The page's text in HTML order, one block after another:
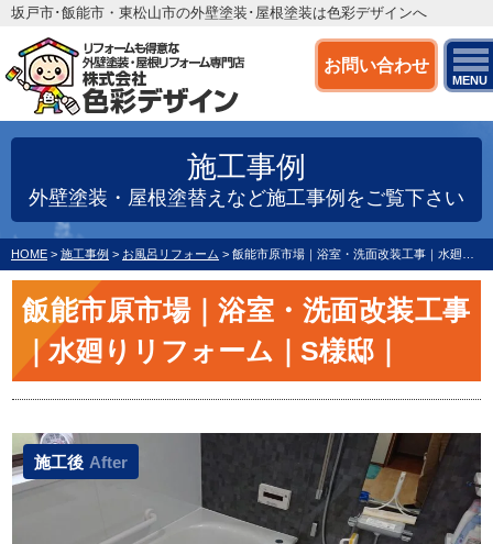
お問い合わせ
MENU
坂戸市･飯能市・東松山市の外壁塗装･屋根塗装は色彩デザインへ
施工事例
外壁塗装・屋根塗替えなど施工事例をご覧下さい
HOME > 施工事例 > お風呂リフォーム > 飯能市原市場｜浴室・洗面改装工事｜水廻りリフォーム｜S様邸｜
飯能市原市場｜浴室・洗面改装工事
｜水廻りリフォーム｜S様邸｜
施工後 After